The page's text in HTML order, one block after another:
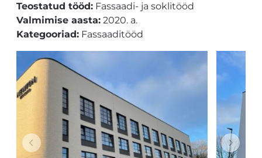
Teostatud tööd: Fassaadi- ja soklitööd
Valmimise aasta: 2020. a.
Kategooriad: Fassaaditööd